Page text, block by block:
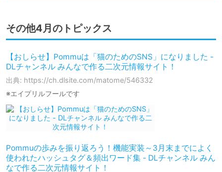
その他4月のトピックス
【おしらせ】Pommuは「猫のためのSNS」になりました -
DLチャンネル みんなで作る二次元情報サイト！
出典: https://ch.dlsite.com/matome/546332
※エイプリルフールです
Pommuの歩みを振り返ろう！機能実装～3月末までによく
使われたハッシュタグ＆頻出ワード集 - DLチャンネル みん
なで作る二次元情報サイト！